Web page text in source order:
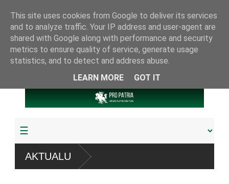
AKTUALU
This site uses cookies from Google to deliver its services
and to analyze traffic. Your IP address and user-agent are
shared with Google along with performance and security
metrics to ensure quality of service, generate usage
statistics, and to detect and address abuse.
LEARN MORE
GOT IT